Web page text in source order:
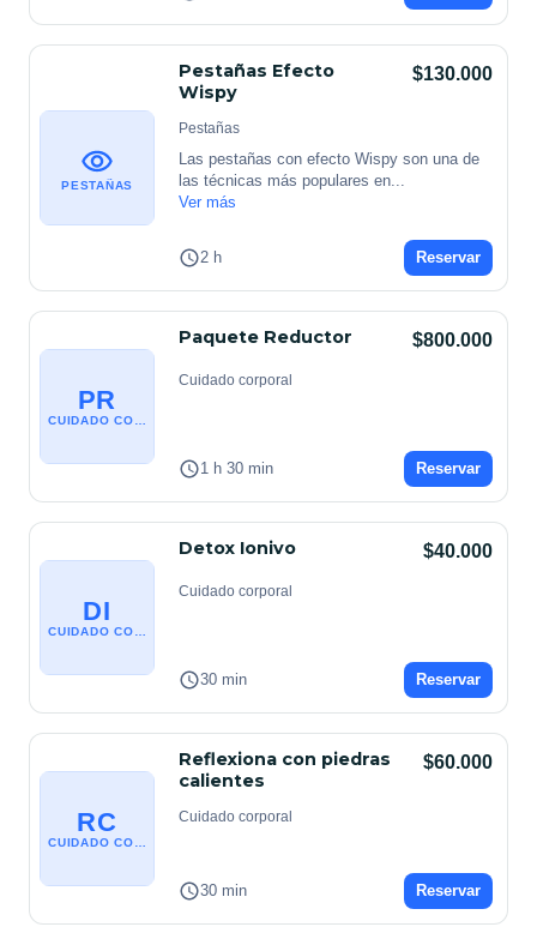
PESTAÑAS
Pestañas Efecto
Wispy
$130.000
Pestañas
Las pestañas con efecto Wispy son una de
las técnicas más populares en...
Ver más
2 h Reservar
PR
Paquete Reductor $800.000
Cuidado corporal
1 h 30 min Reservar
DI
Detox Ionivo $40.000
Cuidado corporal
30 min Reservar
RC
Reflexiona con piedras
calientes
$60.000
Cuidado corporal
30 min Reservar